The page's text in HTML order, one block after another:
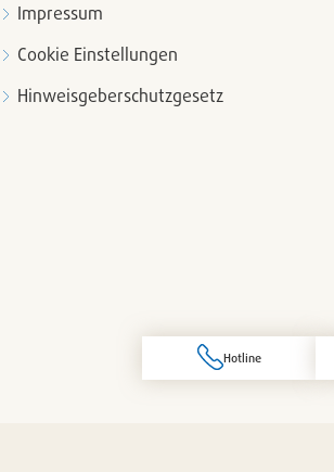
Impressum
Cookie Einstellungen
Hinweisgeberschutzgesetz
Hotline